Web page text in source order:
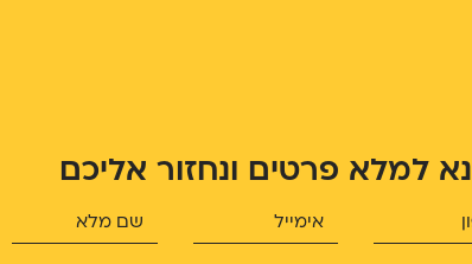
נא למלא פרטים ונחזור אליכם